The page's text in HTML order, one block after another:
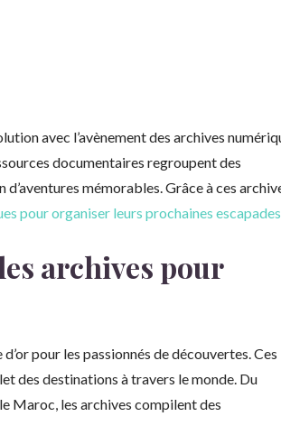
avec l’avènement des archives
documentaires regroupent des
mémorables. Grâce à ces
pour organiser leurs prochaines escapades
archives pour
pour les passionnés de découvertes. Ces
des destinations à travers le monde. Du
Maroc, les archives compilent des